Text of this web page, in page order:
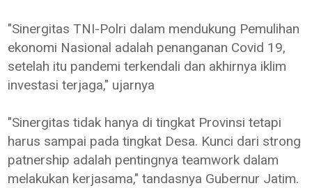
"Sinergitas TNI-Polri dalam mendukung Pemulihan
ekonomi Nasional adalah penanganan Covid 19,
setelah itu pandemi terkendali dan akhirnya iklim
investasi terjaga," ujarnya
"Sinergitas tidak hanya di tingkat Provinsi tetapi
harus sampai pada tingkat Desa. Kunci dari strong
patnership adalah pentingnya teamwork dalam
melakukan kerjasama," tandasnya Gubernur Jatim.